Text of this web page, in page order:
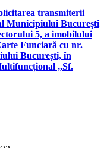
transmiterii
Municipiului București
5, a imobilului
Funciară cu nr.
București, în
,,Sf.